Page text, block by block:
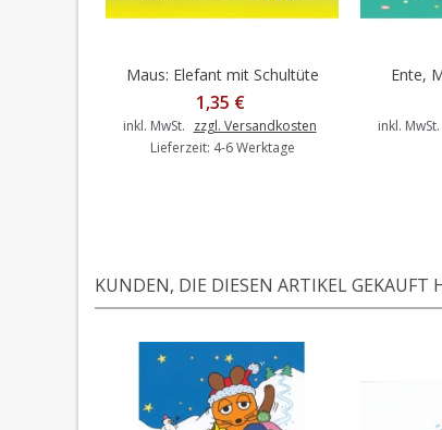
In den Warenkorb
Maus: Elefant mit Schultüte
1,35 €
inkl. MwSt. zzgl. Versandkosten
Lieferzeit: 4-6 Werktage
Ente,
inkl. MwSt.
KUNDEN, DIE DIESEN ARTIKEL GEKAUFT